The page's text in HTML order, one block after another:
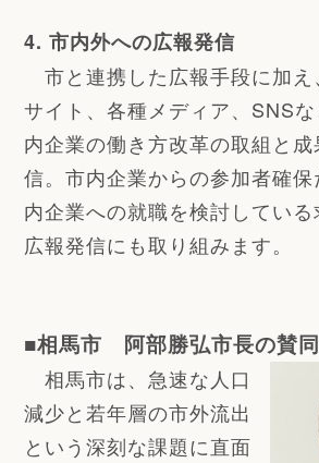
4. 市内外への広報発信
市と連携した広報手段に加
サイト、各種メディア、SNS
内企業の働き方改革の取組と
信。市内企業からの参加者確
内企業への就職を検討してい
広報発信にも取り組みます。
■相馬市 阿部勝弘市長の賛
相馬市は、急速な人口
減少と若年層の市外流出
という深刻な課題に直面